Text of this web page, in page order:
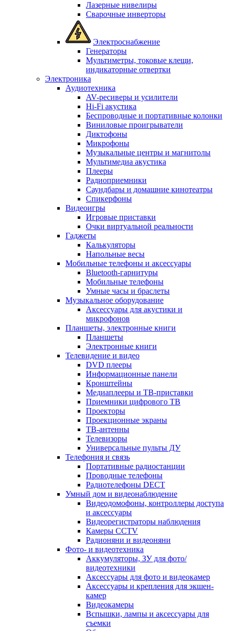
Лазерные нивелиры
Сварочные инверторы
Электроснабжение
Генераторы
Мультиметры, токовые клещи,
индикаторные отвертки
Электроника
Аудиотехника
AV-ресиверы и усилители
Hi-Fi акустика
Беспроводные и портативные колонки
Виниловые проигрыватели
Диктофоны
Микрофоны
Музыкальные центры и магнитолы
Мультимедиа акустика
Плееры
Радиоприемники
Саундбары и домашние кинотеатры
Спикерфоны
Видеоигры
Игровые приставки
Очки виртуальной реальности
Гаджеты
Калькуляторы
Напольные весы
Мобильные телефоны и аксессуары
Bluetooth-гарнитуры
Мобильные телефоны
Умные часы и браслеты
Музыкальное оборудование
Аксессуары для акустики и
микрофонов
Планшеты, электронные книги
Планшеты
Электронные книги
Телевидение и видео
DVD плееры
Информационные панели
Кронштейны
Медиаплееры и ТВ-приставки
Приемники цифрового ТВ
Проекторы
Проекционные экраны
ТВ-антенны
Телевизоры
Универсальные пульты ДУ
Телефония и связь
Портативные радиостанции
Проводные телефоны
Радиотелефоны DECT
Умный дом и видеонаблюдение
Видеодомофоны, контроллеры доступа
и аксессуары
Видеорегистраторы наблюдения
Камеры CCTV
Радионяни и видеоняни
Фото- и видеотехника
Аккумуляторы, ЗУ для фото/
видеотехники
Аксессуары для фото и видеокамер
Аксессуары и крепления для экшен-
камер
Видеокамеры
Вспышки, лампы и аксессуары для
съемки